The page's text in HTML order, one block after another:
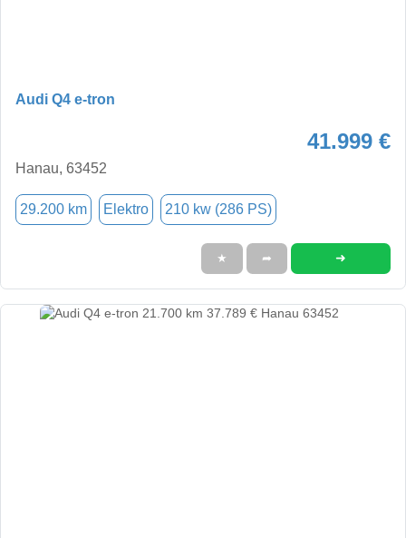
Audi Q4 e-tron
41.999 €
Hanau, 63452
29.200 km Elektro 210 kw (286 PS)
★ ➦ ➜